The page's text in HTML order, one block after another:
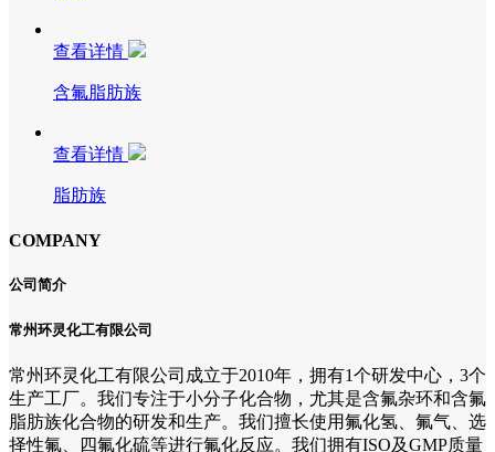
查看详情
含氟脂肪族
查看详情
脂肪族
COMPANY
公司简介
常州环灵化工有限公司
常州环灵化工有限公司成立于2010年，拥有1个研发中心，3个
生产工厂。我们专注于小分子化合物，尤其是含氟杂环和含氟
脂肪族化合物的研发和生产。我们擅长使用氟化氢、氟气、选
择性氟、四氟化硫等进行氟化反应。我们拥有ISO及GMP质量